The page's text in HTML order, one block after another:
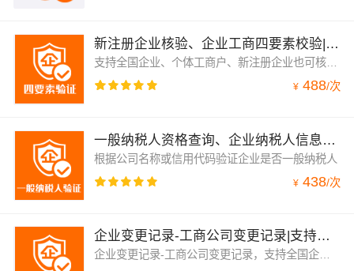
新注册企业核验、企业工商四要素校验|企业工商四要素验证|企业四要素数据|公司四要素核验|全国企业公司信息...
支持全国企业、个体工商户、新注册企业也可核验、企业工商信息核验|企业工商四要素校验|企业工商四要素校验|企业工商四要素校验|全国企业核验查询、支持法人姓名、企业公司名称、社会信用代码、注册号快速核验；支持法人+企业名称二要素验证、支持公司名称+注册号+信用代码验证、支持高并发、快速响应、量大可包年包月
¥ 488/次
一般纳税人资格查询、企业纳税人信息查询
根据公司名称或信用代码验证企业是否一般纳税人
¥ 438/次
企业变更记录-工商公司变更记录|支持全国企业公司个体工商户
企业变更记录-工商公司变更记录，支持全国企业公司个体工商户，返回变更日期、变更前后内容